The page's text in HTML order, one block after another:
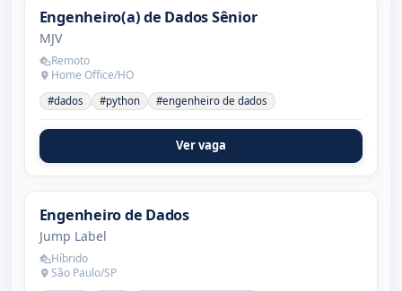
Engenheiro(a) de Dados Sênior
MJV
Remoto
Home Office/HO
#dados #python #engenheiro de dados
Ver vaga
Engenheiro de Dados
Jump Label
Híbrido
São Paulo/SP